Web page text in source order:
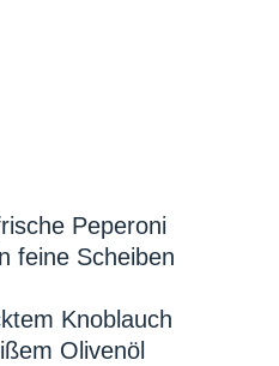
Peperoni
feine Scheiben
Knoblauch
Olivenöl